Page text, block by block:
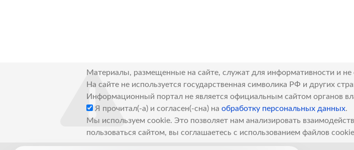
Материалы, размещенные на сайте, служат для информативности и
На сайте не используется государственная символика РФ и других
Информационный портал не является официальным сайтом органов
Я прочитал(-а) и согласен(-сна) на обработку персональных данных.
Мы используем cookie. Это позволяет нам анализировать
пользоваться сайтом, вы соглашаетесь с использованием файлов